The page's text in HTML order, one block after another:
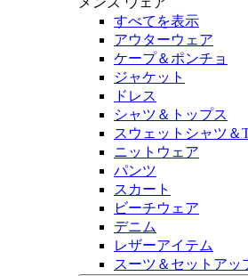
すべてを表示
アウターウェア
ケープ＆ポンチョ
ジャケット
ドレス
シャツ＆トップス
スウェットシャツ＆
ニットウェア
パンツ
スカート
ビーチウェア
デニム
レザーアイテム
スーツ＆セットアッ